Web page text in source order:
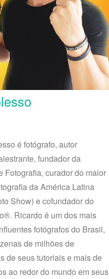
é fotógrafo, autor
fundador da
Fotografia, curador do maior
da América Latina
Show) e cofundador do
Ricardo é um dos mais
fotógrafos do Brasil,
de milhões de
de seus tutoriais e mais de
ao redor do mundo em seus